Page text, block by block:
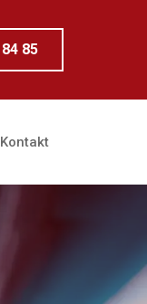
85
Kontakt